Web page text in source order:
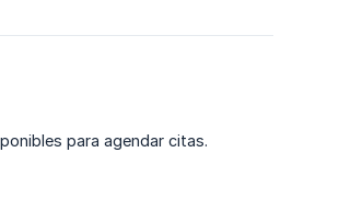
para agendar citas.